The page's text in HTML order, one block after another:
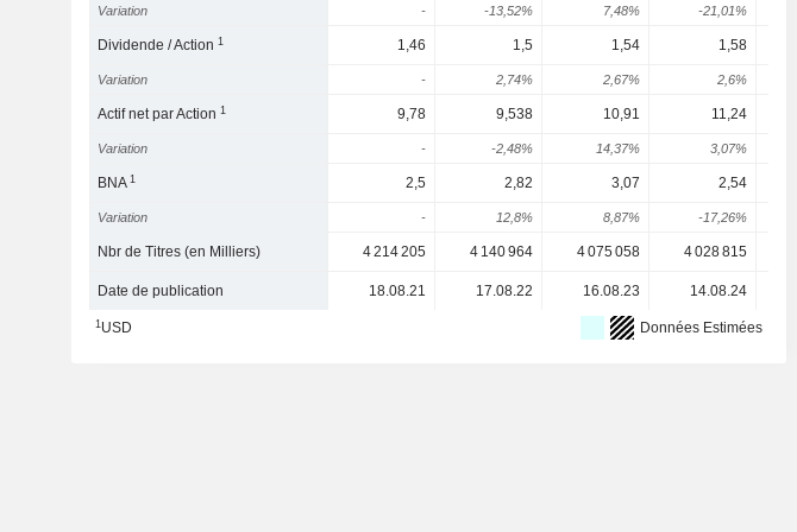
Variation - -13,52% 7,48% -21,01%
Dividende / Action1 1,46 1,5 1,54 1,58
Variation - 2,74% 2,67% 2,6%
Actif net par Action1 9,78 9,538 10,91 11,24
Variation - -2,48% 14,37% 3,07%
BNA1 2,5 2,82 3,07 2,54
Variation - 12,8% 8,87% -17,26%
Nbr de Titres (en Milliers) 4 214 205 4 140 964 4 075 058 4 028 815
Date de publication 18.08.21 17.08.22 16.08.23 14.08.24
1USD Données Estimées